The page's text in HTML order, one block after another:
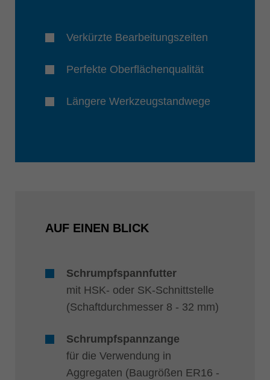
Verkürzte Bearbeitungszeiten
Perfekte Oberflächenqualität
Längere Werkzeugstandwege
AUF EINEN BLICK
Schrumpfspannfutter
mit HSK- oder SK-Schnittstelle
(Schaftdurchmesser 8 - 32 mm)
Schrumpfspannzange
für die Verwendung in
Aggregaten (Baugrößen ER16 -